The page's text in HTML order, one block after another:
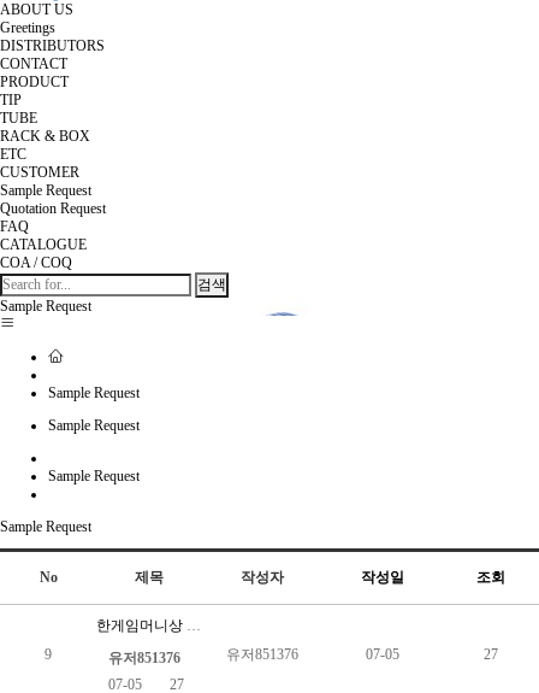
ABOUT US
Greetings
DISTRIBUTORS
CONTACT
PRODUCT
TIP
TUBE
RACK & BOX
ETC
CUSTOMER
Sample Request
Quotation Request
FAQ
CATALOGUE
COA / COQ
검색
Sample Request
Sample Request
Sample Request
Sample Request
Sample Request
No 제목 작성자 작성일 조회
9
한게임머니상 010-846７-２２６１
유저851376
07-05
27
유저851376 07-05 27